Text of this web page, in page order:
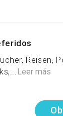
Reisen,
Leer más